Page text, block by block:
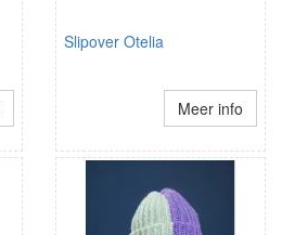
Slipover Otelia
Meer info